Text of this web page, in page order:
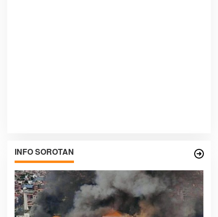
INFO SOROTAN